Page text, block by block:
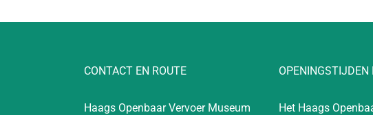
CONTACT EN ROUTE
Haags Openbaar Vervoer Museum
OPENINGSTIJDEN
Het Haags